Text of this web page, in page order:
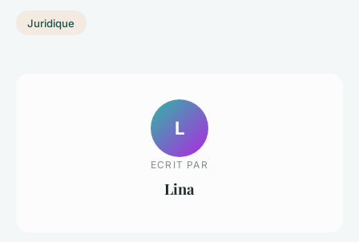
Juridique
L
ECRIT PAR
Lina